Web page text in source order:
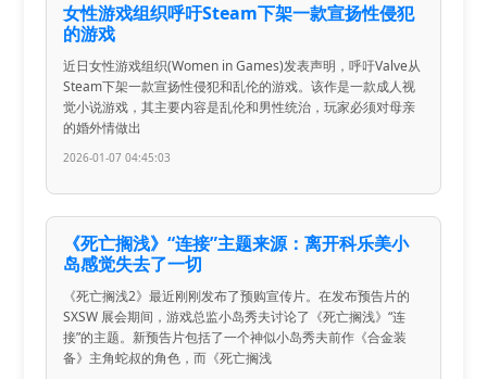
女性游戏组织呼吁Steam下架一款宣扬性侵犯
的游戏
近日女性游戏组织(Women in Games)发表声明，呼吁Valve从
Steam下架一款宣扬性侵犯和乱伦的游戏。该作是一款成人视
觉小说游戏，其主要内容是乱伦和男性统治，玩家必须对母亲
的婚外情做出
2026-01-07 04:45:03
《死亡搁浅》“连接”主题来源：离开科乐美小
岛感觉失去了一切
《死亡搁浅2》最近刚刚发布了预购宣传片。在发布预告片的
SXSW 展会期间，游戏总监小岛秀夫讨论了《死亡搁浅》“连
接”的主题。新预告片包括了一个神似小岛秀夫前作《合金装
备》主角蛇叔的角色，而《死亡搁浅